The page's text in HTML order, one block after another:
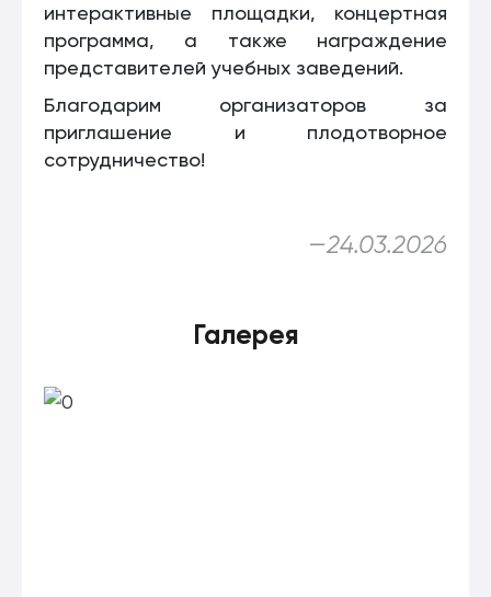
интерактивные площадки, концертная
программа, а также награждение
представителей учебных заведений.
Благодарим организаторов за
приглашение и плодотворное
сотрудничество!
—24.03.2026
Галерея